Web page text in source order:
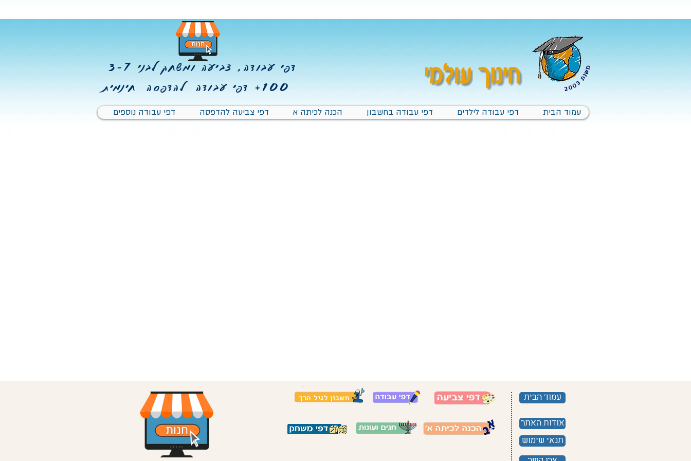
דפי עבודה, צביעה ומשחק לבני 3-7
דפי עבודה להדפסה חינמית
עמוד הבית דפי עבודה לילדים דפי עבודה בחשבון הכנה לכיתה א דפי צביעה להדפסה דפי עבודה נוספים
חשבון לגיל הרך עמוד הבית
אודות האתר
תנאי שימוש